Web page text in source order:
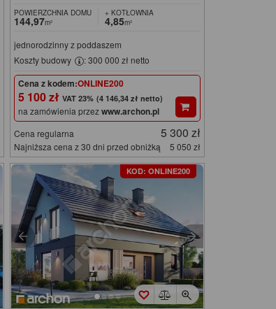
POWIERZCHNIA DOMU
144,97m²
+ KOTŁOWNIA
4,85m²
jednorodzinny z poddaszem
Koszty budowy
: 300 000 zł netto
Cena z kodem:ONLINE200
5 100 zł (4 146,34 zł netto)
na zamówienia przezwww.archon.pl
Cena regularna 5 300 zł
Najniższa cena z 30 dni przed obniżką 5 050 zł
KOD: ONLINE200